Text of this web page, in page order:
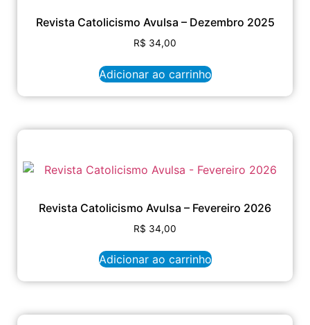
Revista Catolicismo Avulsa – Dezembro 2025
R$ 34,00
Adicionar ao carrinho
Revista Catolicismo Avulsa – Fevereiro 2026
R$ 34,00
Adicionar ao carrinho